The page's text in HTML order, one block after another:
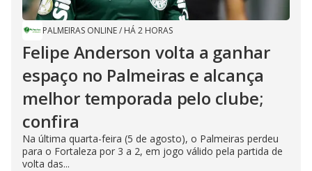
PALMEIRAS ONLINE/ HÁ 2 HORAS
Felipe Anderson volta a ganhar
espaço no Palmeiras e alcança
melhor temporada pelo clube;
confira
Na última quarta-feira (5 de agosto), o Palmeiras perdeu
para o Fortaleza por 3 a 2, em jogo válido pela partida de
volta das...